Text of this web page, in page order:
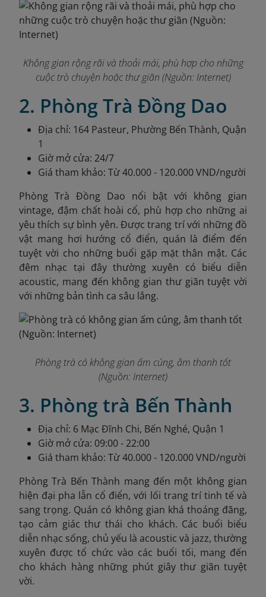
Không gian rộng rãi và thoải mái, phù hợp cho những
cuộc trò chuyện hoặc thư giãn (Nguồn: Internet)
2. Phòng Trà Đồng Dao
Địa chỉ: 164 Pasteur, Phường Bến Thành, Quận
1
Giờ mở cửa: 24/7
Giá tham khảo: Từ 40.000 - 120.000 VND/người
Phòng Trà Đồng Dao nổi bật với không gian
vintage, đậm chất hoài cổ, phù hợp cho những ai
yêu thích sự bình yên. Được trang trí với những đồ
vật mang hơi hướng cổ điển, quán là điểm đến
tuyệt vời cho những buổi gặp mặt thân mật. Các
đêm nhạc tại đây thường xuyên có biểu diễn
acoustic, mang đến không gian thư giãn tuyệt vời
với những bản tình ca sâu lắng.
Phòng trà có không gian ấm cúng, âm thanh tốt
(Nguồn: Internet)
3. Phòng trà Bến Thành
Địa chỉ: 6 Mạc Đĩnh Chi, Bến Nghé, Quận 1
Giờ mở cửa: 09:00 - 22:00
Giá tham khảo: Từ 40.000 - 120.000 VND/người
Phòng Trà Bến Thành mang đến một không gian
hiện đại pha lẫn cổ điển, với lối trang trí tinh tế và
sang trọng. Quán có không gian khá thoáng đãng,
tạo cảm giác thư thái cho khách. Các buổi biểu
diễn nhạc sống, chủ yếu là acoustic và jazz, thường
xuyên được tổ chức vào các buổi tối, mang đến
cho khách hàng những phút giây thư giãn tuyệt
vời.